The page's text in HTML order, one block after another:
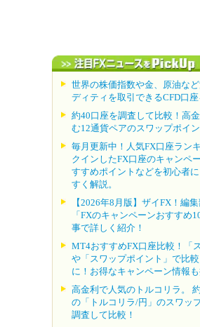
世界の株価指数や金、原油な
ディティを取引できるCFD口座
約40口座を調査して比較！高
む12通貨ペアのスワップポイ
毎月更新中！人気FX口座ラン
クインしたFX口座のキャンペ
すすめポイントなどを初心者
すく解説。
【2026年8月版】ザイFX！編
「FXのキャンペーンおすすめ
事で詳しく紹介！
MT4おすすめFX口座比較！「
や「スワップポイント」で比
に！お得なキャンペーン情報も
高金利で人気のトルコリラ。
の「トルコリラ/円」のスワッ
調査して比較！